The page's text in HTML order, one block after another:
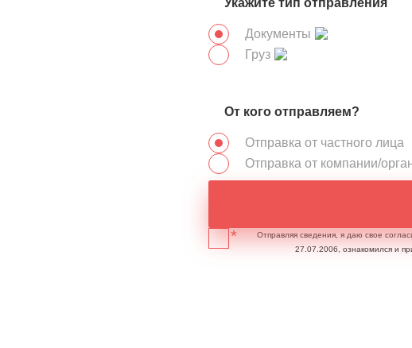
Укажите тип отправления
Документы
Груз
От кого отправляем?
Отправка от частного лица
Отправка от компании/
Отправляя сведения, я даю свое
27.07.2006, ознакомился и